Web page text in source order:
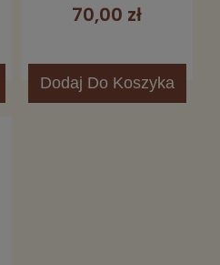
70,00 zł
Dodaj Do Koszyka